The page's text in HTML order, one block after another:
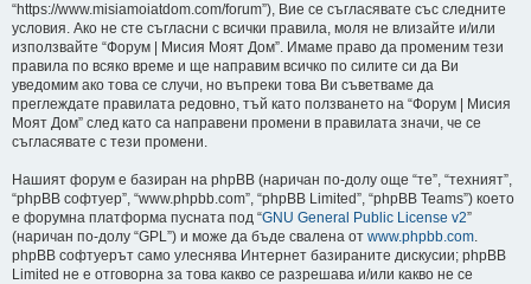
“https://www.misiamoiatdom.com/forum”), Вие се съгласявате със следните
условия. Ако не сте съгласни с всички правила, моля не влизайте и/или
използвайте “Форум | Мисия Моят Дом”. Имаме право да променим тези
правила по всяко време и ще направим всичко по силите си да Ви
уведомим ако това се случи, но въпреки това Ви съветваме да
преглеждате правилата редовно, тъй като ползването на “Форум | Мисия
Моят Дом” след като са направени промени в правилата значи, че се
съгласявате с тези промени.
Нашият форум е базиран на phpBB (наричан по-долу още “те”, “техният”,
“phpBB софтуер”, “www.phpbb.com”, “phpBB Limited”, “phpBB Teams”) което
е форумна платформа пусната под “GNU General Public License v2”
(наричан по-долу “GPL”) и може да бъде свалена от www.phpbb.com.
phpBB софтуерът само улеснява Интернет базираните дискусии; phpBB
Limited не е отговорна за това какво се разрешава и/или какво не се